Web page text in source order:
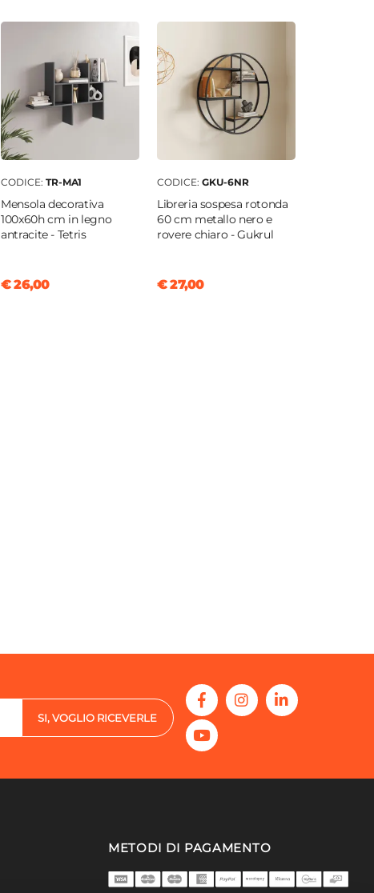
CODICE: TR-MA1
Mensola decorativa
100x60h cm in legno
antracite - Tetris
€ 26,00
CODICE: GKU-6NR
Libreria sospesa rotonda
60 cm metallo nero e
rovere chiaro - Gukrul
€ 27,00
SI, VOGLIO RICEVERLE
METODI DI PAGAMENTO